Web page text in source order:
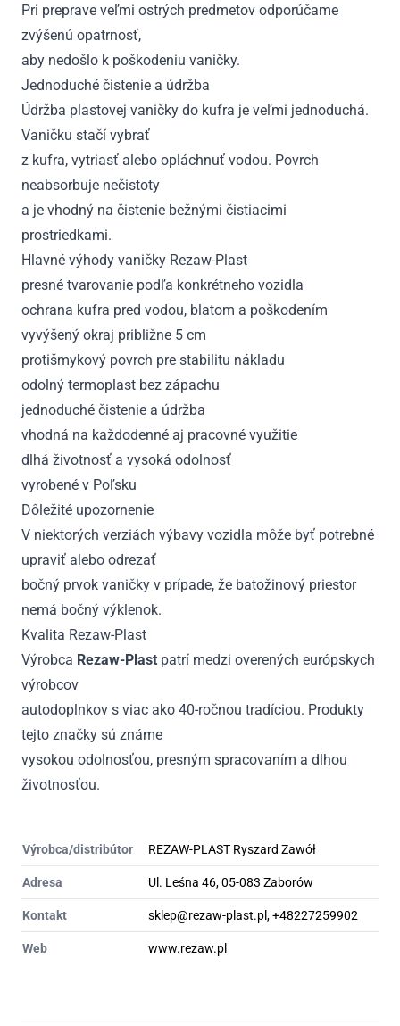
Pri preprave veľmi ostrých predmetov odporúčame
zvýšenú opatrnosť,
aby nedošlo k poškodeniu vaničky.
Jednoduché čistenie a údržba
Údržba plastovej vaničky do kufra je veľmi jednoduchá.
Vaničku stačí vybrať
z kufra, vytriasť alebo opláchnuť vodou. Povrch
neabsorbuje nečistoty
a je vhodný na čistenie bežnými čistiacimi
prostriedkami.
Hlavné výhody vaničky Rezaw-Plast
presné tvarovanie podľa konkrétneho vozidla
ochrana kufra pred vodou, blatom a poškodením
vyvýšený okraj približne 5 cm
protišmykový povrch pre stabilitu nákladu
odolný termoplast bez zápachu
jednoduché čistenie a údržba
vhodná na každodenné aj pracovné využitie
dlhá životnosť a vysoká odolnosť
vyrobené v Poľsku
Dôležité upozornenie
V niektorých verziách výbavy vozidla môže byť potrebné
upraviť alebo odrezať
bočný prvok vaničky v prípade, že batožinový priestor
nemá bočný výklenok.
Kvalita Rezaw-Plast
Výrobca Rezaw-Plast patrí medzi overených európskych
výrobcov
autodoplnkov s viac ako 40-ročnou tradíciou. Produkty
tejto značky sú známe
vysokou odolnosťou, presným spracovaním a dlhou
životnosťou.
Výrobca/distribútor REZAW-PLAST Ryszard Zawół
Adresa Ul. Leśna 46, 05-083 Zaborów
Kontakt sklep@rezaw-plast.pl, +48227259902
Web www.rezaw.pl